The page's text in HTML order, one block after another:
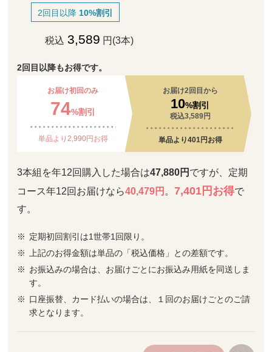
2回目以降 10%割引
税込 3,589 円(3本)
2回目以降もお得です。
お届け初回のみ
74%割引
単品より2,990円お得
お届け2回目から
10%割引
税込3,589円
単品より401円お得
3本組を年12回購入した場合は47,880円 ですが、定期
コース年12回お届けなら40,479円 。7,401円お得で
す。
定期初回割引は1世帯1回限り。
上記のお得金額は単品の「税込価格」との差額です。
お振込みの場合は、お届けごとにお振込み用紙を同送しま
す。
口座振替、カード払いの場合は、１回のお届けごとのご請
求となります。